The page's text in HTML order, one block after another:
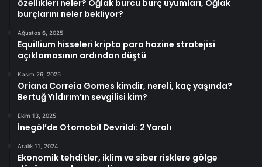
özellikleri neler? Oğlak burcu burç uyumları, Oğlak
burçlarını neler bekliyor?
Ağustos 6, 2025
Equillium hisseleri kripto para hazine stratejisi
açıklamasının ardından düştü
Kasım 26, 2025
Oriana Correia Gomes kimdir, nereli, kaç yaşında?
Bertuğ Yıldırım’ın sevgilisi kim?
Ekim 13, 2025
İnegöl’de Otomobil Devrildi: 2 Yaralı
Aralık 11, 2024
Ekonomik tehditler, iklim ve siber risklere gölge